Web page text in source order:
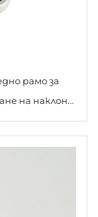
рамо за
на наклона